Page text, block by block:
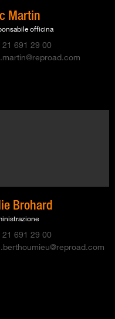
Martin
officina
21 691 29 00
Brohard
21 691 29 00